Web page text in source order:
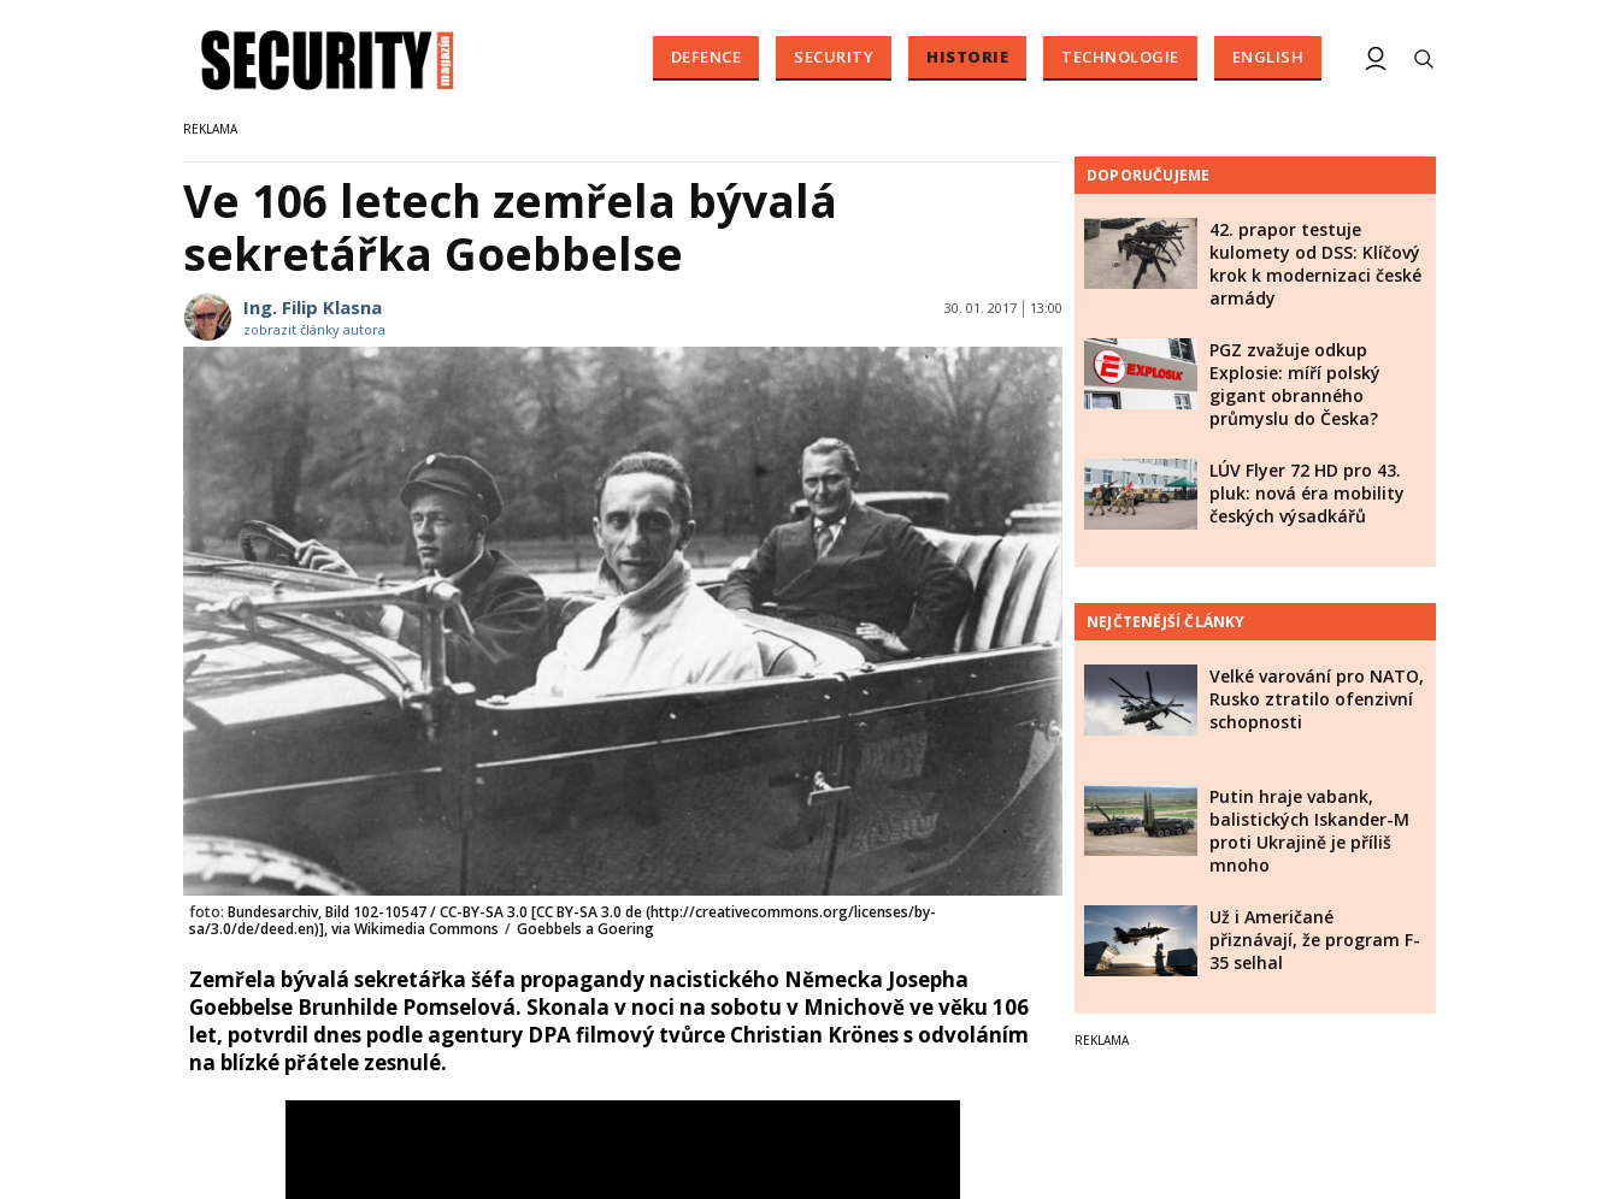
DEFENCE SECURITY HISTORIE TECHNOLOGIE ENGLISH
Ve 106 letech zemřela bývalá
sekretářka Goebbelse
Ing. Filip Klasna
zobrazit články autora
30. 01. 2017 13:00
foto: Bundesarchiv, Bild 102-10547 / CC-BY-SA 3.0 [CC BY-SA 3.0 de (http://creativecommons.org/licenses/by-
sa/3.0/de/deed.en)], via Wikimedia Commons / Goebbels a Goering
Zemřela bývalá sekretářka šéfa propagandy nacistického Německa Josepha
Goebbelse Brunhilde Pomselová. Skonala v noci na sobotu v Mnichově ve věku 106
let, potvrdil dnes podle agentury DPA filmový tvůrce Christian Krönes s odvoláním
na blízké přátele zesnulé.
DOPORUČUJEME
42. prapor testuje
kulomety od DSS: Klíčový
krok k modernizaci české
armády
PGZ zvažuje odkup
Explosie: míří polský
gigant obranného
průmyslu do Česka?
LÚV Flyer 72 HD pro 43.
pluk: nová éra mobility
českých výsadkářů
NEJČTENĚJŠÍ ČLÁNKY
Velké varování pro NATO,
Rusko ztratilo ofenzivní
schopnosti
Putin hraje vabank,
balistických Iskander-M
proti Ukrajině je příliš
mnoho
Už i Američané
přiznávají, že program F-
35 selhal